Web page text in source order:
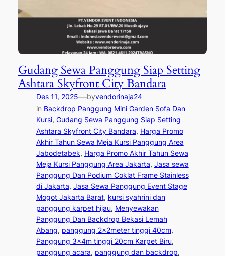
Gudang Sewa Panggung Siap Setting
Ashtara Skyfront City Bandara
Des 11, 2025—byvendorinaja24
in Backdrop Panggung Mini Garden Sofa Dan
Kursi, Gudang Sewa Panggung Siap Setting
Ashtara Skyfront City Bandara, Harga Promo
Akhir Tahun Sewa Meja Kursi Panggung Area
Jabodetabek, Harga Promo Akhir Tahun Sewa
Meja Kursi Panggung Area Jakarta, Jasa sewa
Panggung Dan Podium Coklat Frame Stainless
di Jakarta, Jasa Sewa Panggung Event Stage
Mogot Jakarta Barat, kursi syahrini dan
panggung karpet hijau, Menyewakan
Panggung Dan Backdrop Bekasi Lemah
Abang, panggung 2x2meter tinggi 40cm
Panggung 3x4m tinggi 20cm Karpet Biru
panggung acara, panggung dan backdrop